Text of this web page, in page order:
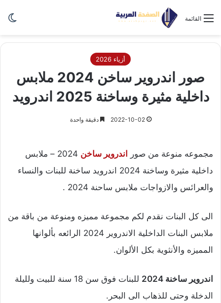
القائمة
أزياء 2026
صور اندروير ساخن 2024 ملابس
داخلية مثيرة وساخنة 2025 اندرويد
2022-10-02 دقيقة واحدة
مجموعه منوعة من صور اندروير ساخن
2024 – ملابس
داخلية مثيرة وساخنة 2024 اندرويد ساخنة للبنات والنساء
والعرائس والازواجات ملابس ساحنة 2024 .
الى كل البنات نقدم لكم مجموعة مميزه ومنوعة من باقة من
ملابس البنات الداخلية الاندروير 2024 الرائعه بألوانها
المميزه والأنثوية بكل الألوان.
اندروير ساخنة 2024
للبنات فوق سن 18 سنة للبيت ولليلة
الدخلة وحتى للذهاب الى البحر.